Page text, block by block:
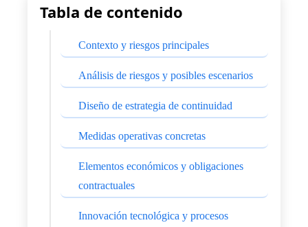
Tabla de contenido
Contexto y riesgos principales
Análisis de riesgos y posibles escenarios
Diseño de estrategia de continuidad
Medidas operativas concretas
Elementos económicos y obligaciones
contractuales
Innovación tecnológica y procesos